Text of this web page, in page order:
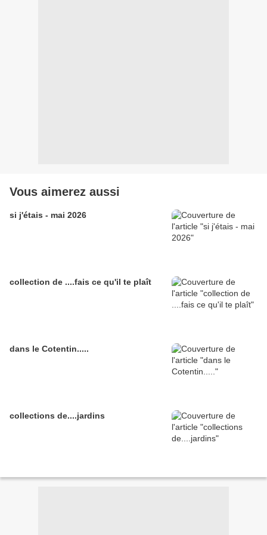
Vous aimerez aussi
si j'étais - mai 2026
collection de ....fais ce qu'il te plaît
dans le Cotentin.....
collections de....jardins